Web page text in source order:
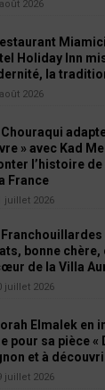
2026
Holiday Inn
la
2026
Chouraqui
» avec Kad
l’histoire
France
juillet 2026
bonne
de la Villa
juillet 2026
Elmalek en
pour sa pièce
et à
juillet 2026